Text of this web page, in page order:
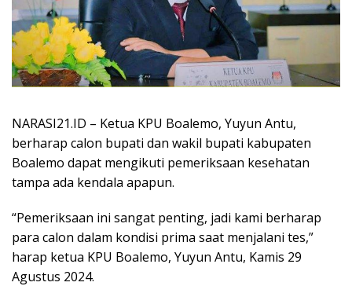
NARASI21.ID – Ketua KPU Boalemo, Yuyun Antu,
berharap calon bupati dan wakil bupati kabupaten
Boalemo dapat mengikuti pemeriksaan kesehatan
tampa ada kendala apapun.
“Pemeriksaan ini sangat penting, jadi kami berharap
para calon dalam kondisi prima saat menjalani tes,”
harap ketua KPU Boalemo, Yuyun Antu, Kamis 29
Agustus 2024.